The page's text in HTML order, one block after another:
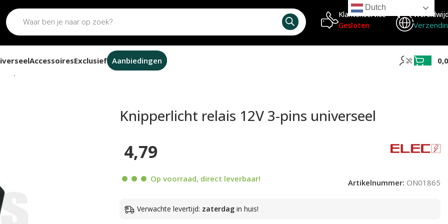
Klantenservice
Gesloten
AccessoiresExclusief Aanbiedingen
Knipperlicht relais 12V 3-pins universeel
4,79
Op voorraad, direct leverbaar! Artikelnummer: ON01865
Verwachte levertijd: zaterdagin huis!
Dutch